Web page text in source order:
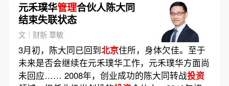
元禾璞华管理合伙人陈大同
结束失联状态
文｜财新 覃敏
3月初，陈大同已回到北京住所，身体欠佳。至于
未来是否会继续在元禾璞华工作，元禾璞华方面尚
未回应…… 2008年，创业成功的陈大同转战投资